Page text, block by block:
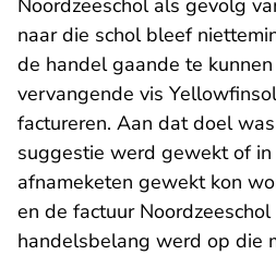
Noordzeeschol als gevolg
naar die schol bleef
de handel gaande te
vervangende vis
factureren. Aan dat doel
suggestie werd gewekt of in
afnameketen gewekt kon
en de factuur
handelsbelang werd op die